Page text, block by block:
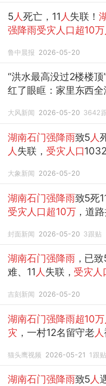
5 人死亡，11 人失联！
强降雨受灾人口超10万
鲁中晨报 2026-05-20
“洪水最高没过2楼楼顶
红了眼眶：家里东西全
灾，救援正在进行
大风新闻 2026-05-20 3642
湖南石门强降雨致5 人
人 失联， 受灾人口
大象新闻 2026-05-20
湖南石门强降雨致5死
受灾人口超10万，道
状态，救援进行...
封面新闻 2026-05-20 3跟贴
湖南石门强降雨，已致
难、11 人失联， 受灾人
吉刻新闻 2026-05-20
湖南石门强降雨超10
灾 ，一村12名留守老人
猫头鹰视频 2026-05-21 1 跟贴
湖南石门强降雨致5人